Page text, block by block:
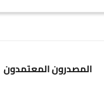
المصدرون المعتمدون